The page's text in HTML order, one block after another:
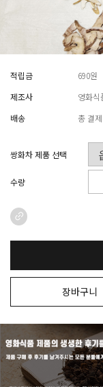
적립금
690원
제조사
영화식
배송
총 결
쌍화차 제품 선택
수량
장바구니